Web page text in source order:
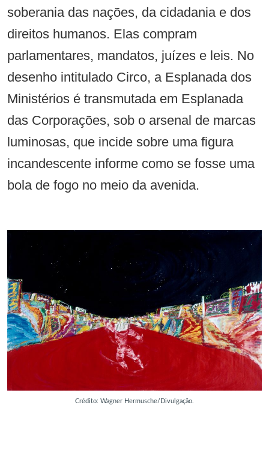
soberania das nações, da cidadania e dos
direitos humanos. Elas compram
parlamentares, mandatos, juízes e leis. No
desenho intitulado Circo, a Esplanada dos
Ministérios é transmutada em Esplanada
das Corporações, sob o arsenal de marcas
luminosas, que incide sobre uma figura
incandescente informe como se fosse uma
bola de fogo no meio da avenida.
Crédito: Wagner Hermusche/Divulgação.